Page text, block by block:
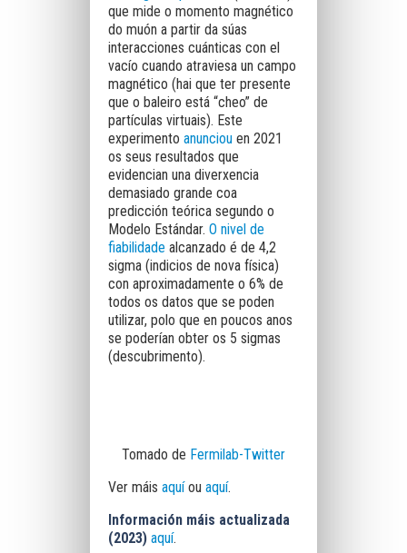
que mide o momento magnético
do muón a partir da súas
interacciones cuánticas con el
vacío cuando atraviesa un campo
magnético (hai que ter presente
que o baleiro está “cheo” de
partículas virtuais). Este
experimento anunciou en 2021
os seus resultados que
evidencian una diverxencia
demasiado grande coa
predicción teórica segundo o
Modelo Estándar. O nivel de
fiabilidade alcanzado é de 4,2
sigma (indicios de nova física)
con aproximadamente o 6% de
todos os datos que se poden
utilizar, polo que en poucos anos
se poderían obter os 5 sigmas
(descubrimento).
Tomado de Fermilab-Twitter
Ver máis aquíou aquí.
Información máis actualizada
(2023) aquí.